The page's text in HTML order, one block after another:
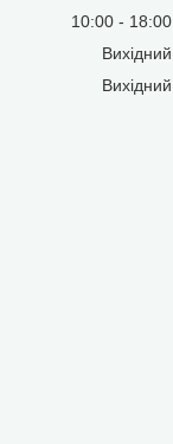
10:00
18:00
Вихідний
Вихідний